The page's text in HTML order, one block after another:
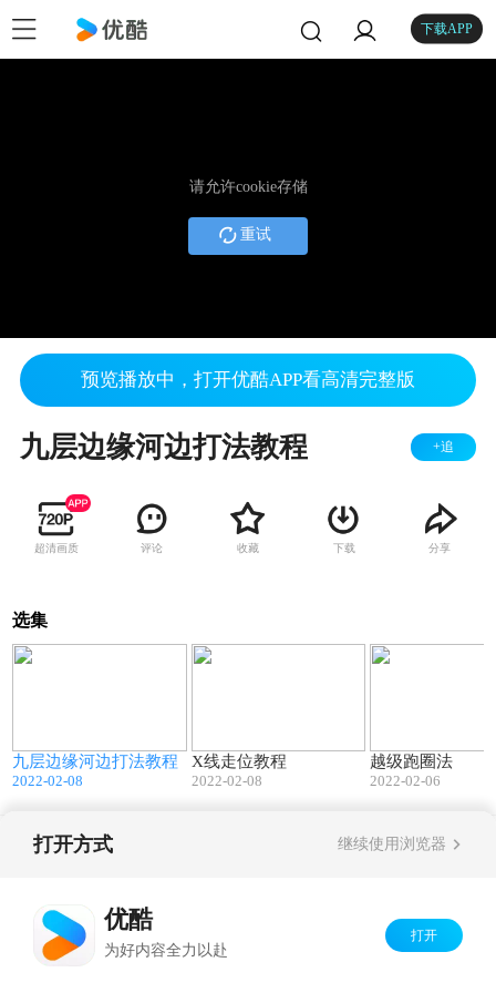
下载APP
请允许cookie存储
重试
预览播放中，打开优酷APP看高清完整版
九层边缘河边打法教程 +追
超清画质 评论 收藏 下载 分享
选集
九层边缘河边打法教程
2022-02-08
X线走位教程
2022-02-08
越级跑圈法
2022-02-06
版权所有
打开方式 继续使用浏览器
优酷
为好内容全力以赴
打开